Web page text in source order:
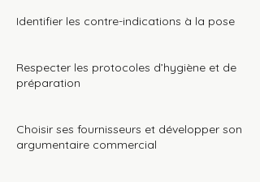
Identifier les contre-indications à la pose
Respecter les protocoles d’hygiène et de
préparation
Choisir ses fournisseurs et développer son
argumentaire commercial